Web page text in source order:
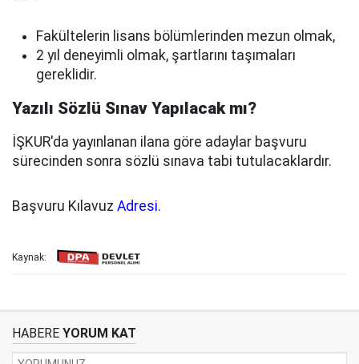
Fakültelerin lisans bölümlerinden mezun olmak,
2 yıl deneyimli olmak, şartlarını taşımaları
gereklidir.
Yazılı Sözlü Sınav Yapılacak mı?
İŞKUR'da yayınlanan ilana göre adaylar başvuru
sürecinden sonra sözlü sınava tabi tutulacaklardır.
Başvuru Kılavuz Adresi.
Kaynak:
HABERE YORUM KAT